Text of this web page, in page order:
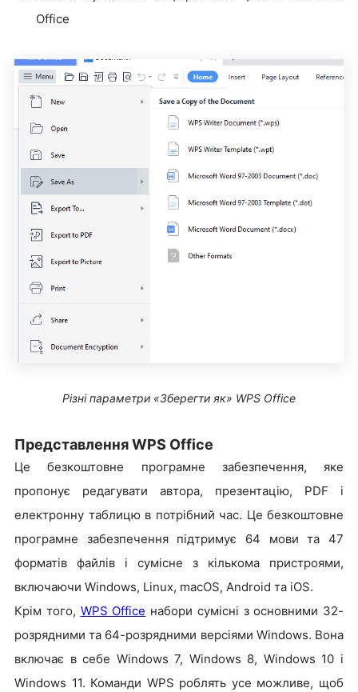
Office
Різні параметри «Зберегти як» WPS Office
Представлення WPS Office
Це безкоштовне програмне забезпечення, яке
пропонує редагувати автора, презентацію, PDF і
електронну таблицю в потрібний час. Це безкоштовне
програмне забезпечення підтримує 64 мови та 47
форматів файлів і сумісне з кількома пристроями,
включаючи Windows, Linux, macOS, Android та iOS.
Крім того, WPS Office набори сумісні з основними 32-
розрядними та 64-розрядними версіями Windows. Вона
включає в себе Windows 7, Windows 8, Windows 10 і
Windows 11. Команди WPS роблять усе можливе, щоб